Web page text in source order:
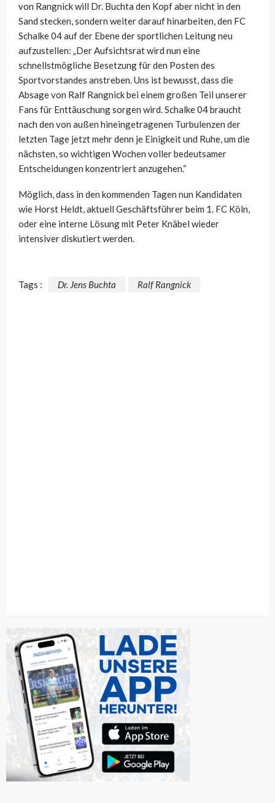
von Rangnick will Dr. Buchta den Kopf aber nicht in den
Sand stecken, sondern weiter darauf hinarbeiten, den FC
Schalke 04 auf der Ebene der sportlichen Leitung neu
aufzustellen: „Der Aufsichtsrat wird nun eine
schnellstmögliche Besetzung für den Posten des
Sportvorstandes anstreben. Uns ist bewusst, dass die
Absage von Ralf Rangnick bei einem großen Teil unserer
Fans für Enttäuschung sorgen wird. Schalke 04 braucht
nach den von außen hineingetragenen Turbulenzen der
letzten Tage jetzt mehr denn je Einigkeit und Ruhe, um die
nächsten, so wichtigen Wochen voller bedeutsamer
Entscheidungen konzentriert anzugehen.“
Möglich, dass in den kommenden Tagen nun Kandidaten
wie Horst Heldt, aktuell Geschäftsführer beim 1. FC Köln,
oder eine interne Lösung mit Peter Knäbel wieder
intensiver diskutiert werden.
Tags : Dr. Jens Buchta Ralf Rangnick